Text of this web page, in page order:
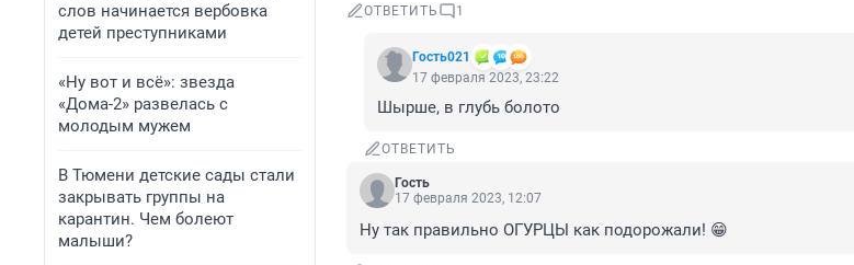
слов начинается вербовка
детей преступниками
«Ну вот и всё»: звезда
«Дома-2» развелась с
молодым мужем
В Тюмени детские сады стали
закрывать группы на
карантин. Чем болеют
малыши?
ОТВЕТИТЬ 1
Гость021
17 февраля 2023, 23:22
Шырше, в глубь болото
ОТВЕТИТЬ
Гость
17 февраля 2023, 12:07
Ну так правильно ОГУРЦЫ как подорожали! 😁